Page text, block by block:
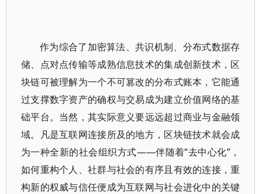
作为综合了加密算法、共识机制、分布式数据存
储、点对点传输等成熟信息技术的集成创新技术，区
块链可被理解为一个不可篡改的分布式账本，它能通
过支撑数字资产的确权与交易成为建立价值网络的基
础平台。当然，其实际意义要远远超过商业与金融领
域。凡是互联网连接所及的地方，区块链技术就会成
为一种全新的社会组织方式——伴随着“去中心化”，
如何重构个人、社群与社会的有序且有效的连接，重
构新的权威与信任便成为互联网与社会进化中的关键